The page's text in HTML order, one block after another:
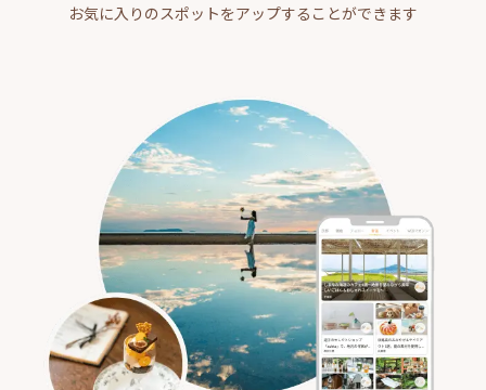
お気に入りのスポットをアップすることができます